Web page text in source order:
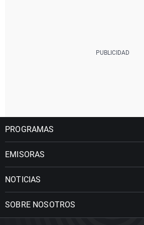
PROGRAMAS
EMISORAS
NOTICIAS
SOBRE NOSOTROS